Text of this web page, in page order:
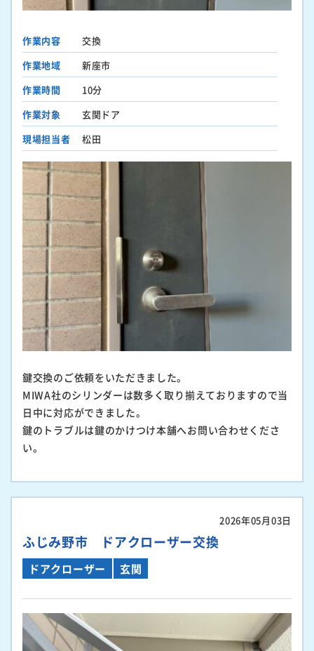
作業内容
交換
作業地域
新座市
作業時間
10分
作業対象
玄関ドア
現場担当者
松田
鍵交換のご依頼をいただきました。
MIWA社のシリンダーは数多く取り揃えておりますので当
日中に対応ができました。
鍵のトラブルは鍵のかけつけ本舗へお問い合わせくださ
い。
2026年05月03日
ふじみ野市 ドアクローザー交換
ドアクローザー 玄関